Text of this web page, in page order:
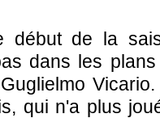
début de la
dans les
qui n'a plus